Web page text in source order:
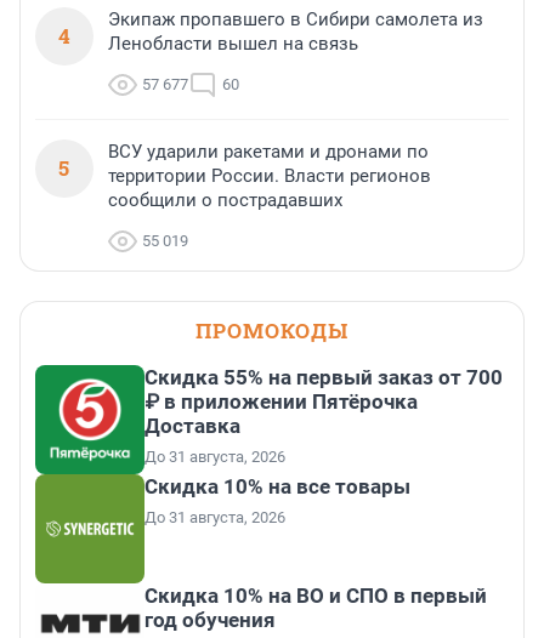
4
Экипаж пропавшего в Сибири самолета из
Ленобласти вышел на связь
57 677 60
5
ВСУ ударили ракетами и дронами по
территории России. Власти регионов
сообщили о пострадавших
55 019
ПРОМОКОДЫ
Скидка 55% на первый заказ от 700
₽ в приложении Пятёрочка
Доставка
До 31 августа, 2026
Скидка 10% на все товары
До 31 августа, 2026
Скидка 10% на ВО и СПО в первый
год обучения